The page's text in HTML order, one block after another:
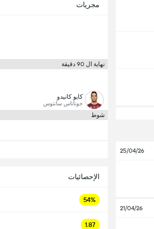
25/04/26
21/04/26
مجريات
نهاية ال 90 دقيقة
كايو كانيدو
جوناتاس سانتوس
شوط
الإحصائيات
54%
1.87